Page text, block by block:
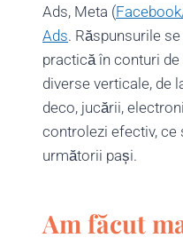
Ads, Meta (
Ads. Răspunsurile
practică în conturi
diverse verticale, de
deco, jucării,
controlezi efectiv, ce
următorii pași.
Am făcut